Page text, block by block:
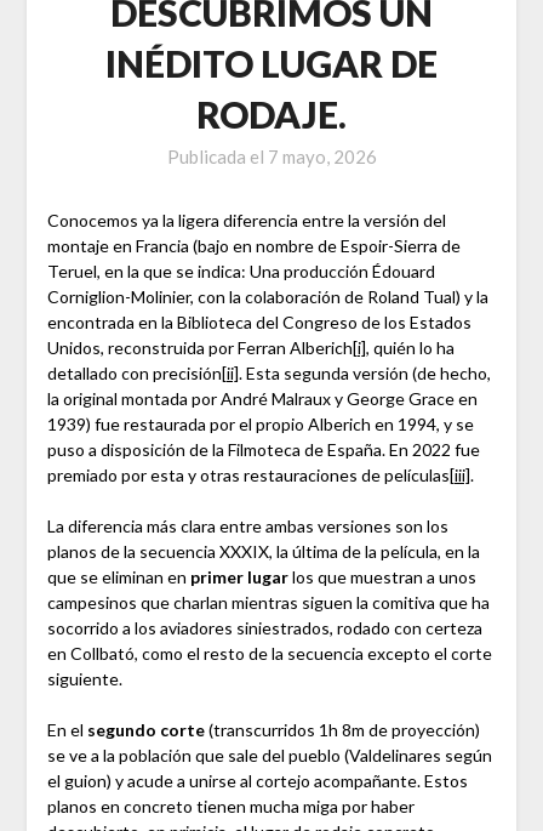
DESCUBRIMOS UN
INÉDITO LUGAR DE
RODAJE.
Publicada el 7 mayo, 2026
Conocemos ya la ligera diferencia entre la versión del
montaje en Francia (bajo en nombre de Espoir-Sierra de
Teruel, en la que se indica: Una producción Édouard
Corniglion-Molinier, con la colaboración de Roland Tual) y la
encontrada en la Biblioteca del Congreso de los Estados
Unidos, reconstruida por Ferran Alberich[i], quién lo ha
detallado con precisión[ii]. Esta segunda versión (de hecho,
la original montada por André Malraux y George Grace en
1939) fue restaurada por el propio Alberich en 1994, y se
puso a disposición de la Filmoteca de España. En 2022 fue
premiado por esta y otras restauraciones de películas[iii].
La diferencia más clara entre ambas versiones son los
planos de la secuencia XXXIX, la última de la película, en la
que se eliminan en primer lugarlos que muestran a unos
campesinos que charlan mientras siguen la comitiva que ha
socorrido a los aviadores siniestrados, rodado con certeza
en Collbató, como el resto de la secuencia excepto el corte
siguiente.
En el segundo corte(transcurridos 1h 8m de proyección)
se ve a la población que sale del pueblo (Valdelinares según
el guion) y acude a unirse al cortejo acompañante. Estos
planos en concreto tienen mucha miga por haber